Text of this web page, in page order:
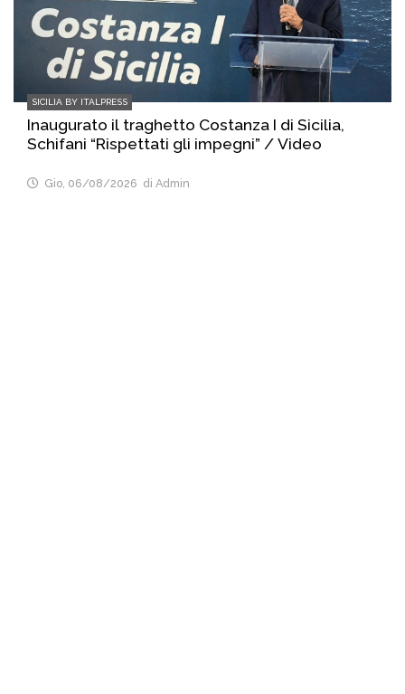
SICILIA BY ITALPRESS
Inaugurato il traghetto Costanza I di Sicilia,
Schifani “Rispettati gli impegni” / Video
Gio, 06/08/2026 di Admin